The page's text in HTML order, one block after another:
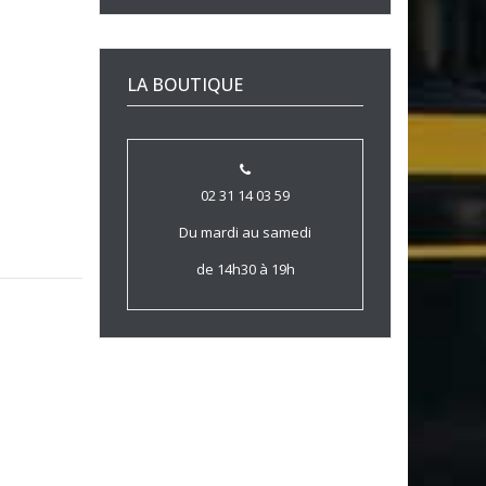
LA BOUTIQUE
02 31 14 03 59
Du mardi au samedi
de 14h30 à 19h